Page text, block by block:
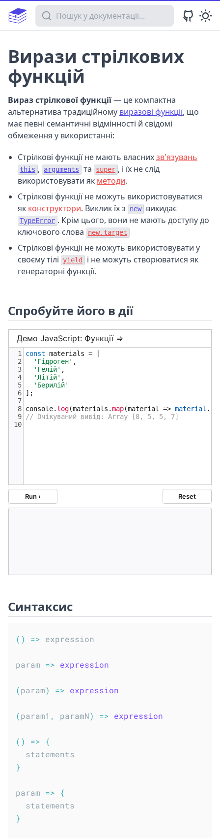
Пошук у документації
Вирази стрілкових
функцій
Вираз стрілкової функції— це компактна
альтернатива традиційному виразові функції, що
має певні семантичні відмінності й свідомі
обмеження у використанні:
Стрілкові функції не мають власнихзв'язувань
this , arguments та super , і їх не слід
використовувати як методи.
Стрілкові функції не можуть використовуватися
як конструктори. Виклик їх з new викидає
TypeError . Крім цього, вони не мають доступу до
ключового слова
new.target
Стрілкові функції не можуть використовувати у
своєму тілі
yield
і не можуть створюватися як
генераторні функції.
Спробуйте його в дії
Синтаксис
( ) => expression
param => expression
(param) => expression
(param1 , paramN) => expression
( ) =>
{
}
param =>
{
}